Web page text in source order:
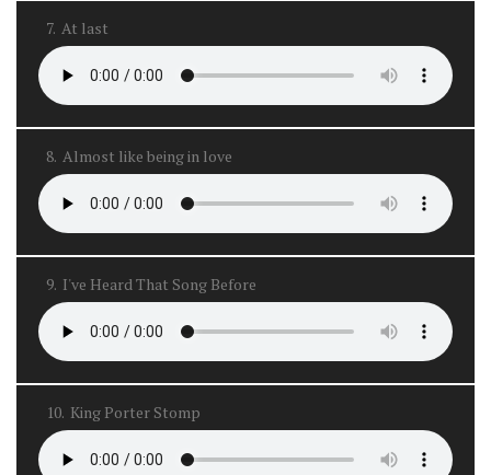
7. At last
8. Almost like being in love
9. I've Heard That Song Before
10. King Porter Stomp